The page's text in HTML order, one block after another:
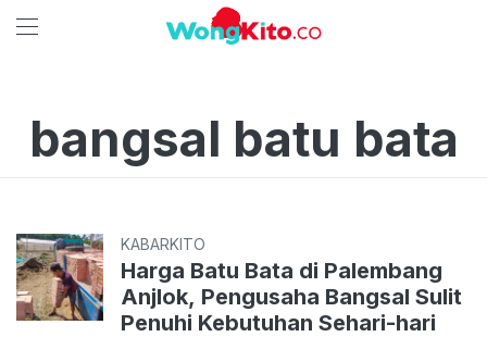
bangsal batu bata
KABARKITO
Harga Batu Bata di Palembang
Anjlok, Pengusaha Bangsal Sulit
Penuhi Kebutuhan Sehari-hari